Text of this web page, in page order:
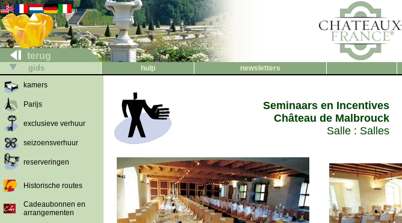
terug
gids hulp newsletters
kamers
Parijs
exclusieve verhuur
seizoensverhuur
reserveringen
Historische routes
Cadeaubonnen en
arrangementen
Seminaars en Incentives
Château de Malbrouck
Salle : Salles